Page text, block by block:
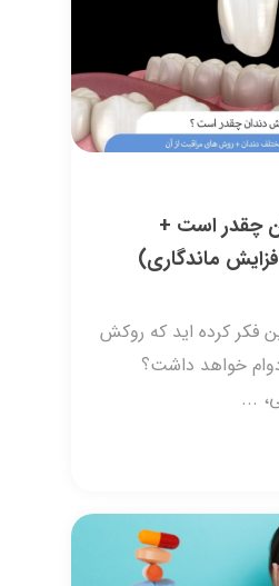
چقدر است +
ماندگاری)
فکر کرده اید که روکش
خواهد داشت؟
...